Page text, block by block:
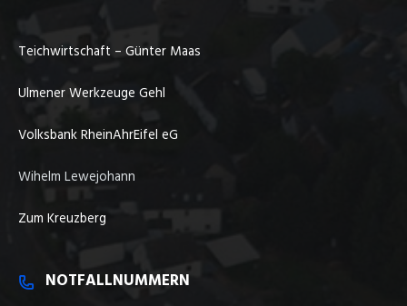
Teichwirtschaft – Günter Maas
Ulmener Werkzeuge Gehl
Volksbank RheinAhrEifel eG
Wihelm Lewejohann
Zum Kreuzberg
NOTFALLNUMMERN